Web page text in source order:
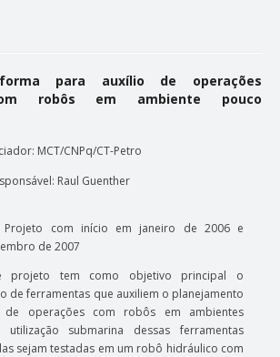
para auxílio de operações
robôs em ambiente pouco
MCT/CNPq/CT-Petro
Raul Guenther
Projeto com início em janeiro de 2006 e
de 2007
projeto tem como objetivo principal o
de ferramentas que auxiliem o planejamento
operações com robôs em ambientes
utilização submarina dessas ferramentas
sejam testadas em um robô hidráulico com